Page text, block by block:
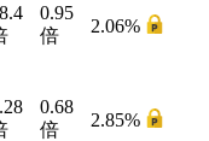
0.95
倍
2.06%
0.68
倍
2.85%